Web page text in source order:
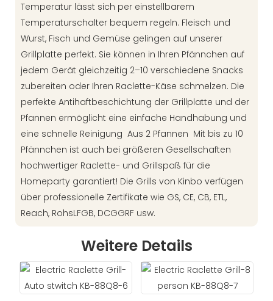
Temperatur lässt sich per einstellbarem
Temperaturschalter bequem regeln. Fleisch und
Wurst, Fisch und Gemüse gelingen auf unserer
Grillplatte perfekt. Sie können in Ihren Pfännchen auf
jedem Gerät gleichzeitig 2–10 verschiedene Snacks
zubereiten oder Ihren Raclette-Käse schmelzen. Die
perfekte Antihaftbeschichtung der Grillplatte und der
Pfannen ermöglicht eine einfache Handhabung und
eine schnelle Reinigung Aus 2 Pfannen Mit bis zu 10
Pfännchen ist auch bei größeren Gesellschaften
hochwertiger Raclette- und Grillspaß für die
Homeparty garantiert! Die Grills von Kinbo verfügen
über professionelle Zertifikate wie GS, CE, CB, ETL,
Reach, RohsLFGB, DCGGRF usw.
Weitere Details